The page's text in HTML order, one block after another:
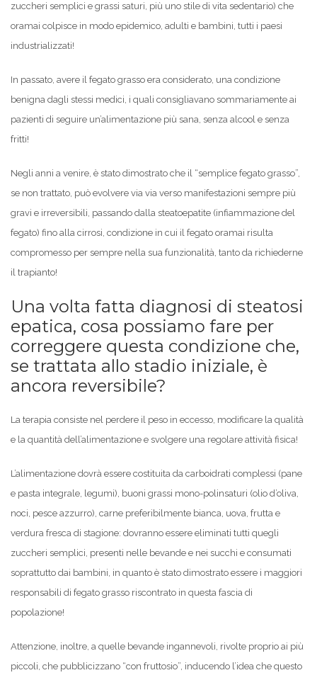
zuccheri semplici e grassi saturi, più uno stile di vita sedentario) che
oramai colpisce in modo epidemico, adulti e bambini, tutti i paesi
industrializzati!
In passato, avere il fegato grasso era considerato, una condizione
benigna dagli stessi medici, i quali consigliavano sommariamente ai
pazienti di seguire un’alimentazione più sana, senza alcool e senza
fritti!
Negli anni a venire, è stato dimostrato che il “semplice fegato grasso”,
se non trattato, può evolvere via via verso manifestazioni sempre più
gravi e irreversibili, passando dalla steatoepatite (infiammazione del
fegato) fino alla cirrosi, condizione in cui il fegato oramai risulta
compromesso per sempre nella sua funzionalità, tanto da richiederne
il trapianto!
Una volta fatta diagnosi di steatosi
epatica, cosa possiamo fare per
correggere questa condizione che,
se trattata allo stadio iniziale, è
ancora reversibile?
La terapia consiste nel perdere il peso in eccesso, modificare la qualità
e la quantità dell’alimentazione e svolgere una regolare attività fisica!
L’alimentazione dovrà essere costituita da carboidrati complessi (pane
e pasta integrale, legumi), buoni grassi mono-polinsaturi (olio d’oliva,
noci, pesce azzurro), carne preferibilmente bianca, uova, frutta e
verdura fresca di stagione: dovranno essere eliminati tutti quegli
zuccheri semplici, presenti nelle bevande e nei succhi e consumati
soprattutto dai bambini, in quanto è stato dimostrato essere i maggiori
responsabili di fegato grasso riscontrato in questa fascia di
popolazione!
Attenzione, inoltre, a quelle bevande ingannevoli, rivolte proprio ai più
piccoli, che pubblicizzano “con fruttosio”, inducendo l’idea che questo